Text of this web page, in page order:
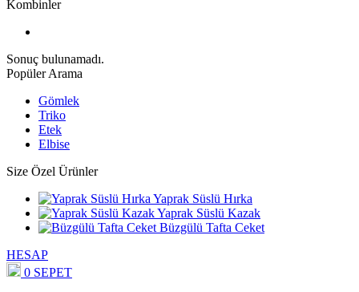
Kombinler
Sonuç bulunamadı.
Popüler Arama
Gömlek
Triko
Etek
Elbise
Size Özel Ürünler
Yaprak Süslü Hırka
Yaprak Süslü Kazak
Büzgülü Tafta Ceket
HESAP
0 SEPET